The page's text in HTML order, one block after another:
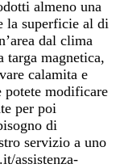
almeno una
la superficie al di
dal clima
targa magnetica,
calamita e
potete modificare
per poi
di
servizio a uno
assistenza-